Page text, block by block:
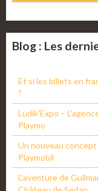
Blog : Les
Et si les billets en
?
Ludik'Expo –
Playmo
Un nouveau
Playmobil
L'aventure de